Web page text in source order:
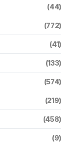
(44)
(772)
(41)
(133)
(574)
(219)
(458)
(9)